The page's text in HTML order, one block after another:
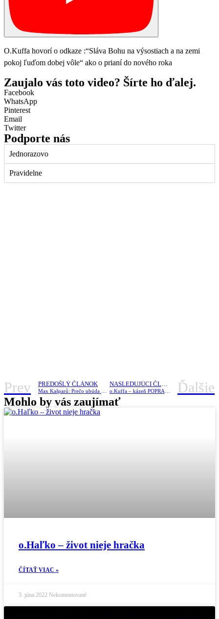
O.Kuffa hovorí o odkaze :“Sláva Bohu na výsostiach a na zemi
pokoj ľuďom dobej vôle“ ako o prianí do nového roka
Zaujalo vás toto video? Šírte ho ďalej.
Facebook
WhatsApp
Pinterest
Email
Twitter
Podporte nás
Jednorazovo
Pravidelne
Prev PREDOŠLÝ ČLÁNOK NASLEDUJÚCI ČLÁNOK Ďalšie
Mohlo by vás zaujímať
o.Haľko – život nieje hračka
ČÍTAŤ VIAC »
3. júna 2022 Nekomentované